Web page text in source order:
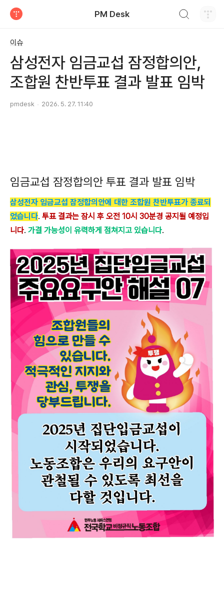
PM Desk
이슈
삼성전자 임금교섭 잠정합의안,
조합원 찬반투표 결과 발표 임박
pmdesk 2026. 5. 27. 11:40
임금교섭 잠정합의안 투표 결과 발표 임박
삼성전자 임금교섭 잠정합의안에 대한 조합원 찬반투표가 종료되
었습니다. 투표 결과는 잠시 후 오전 10시 30분경 공지될 예정입
니다. 가결 가능성이 유력하게 점쳐지고 있습니다.